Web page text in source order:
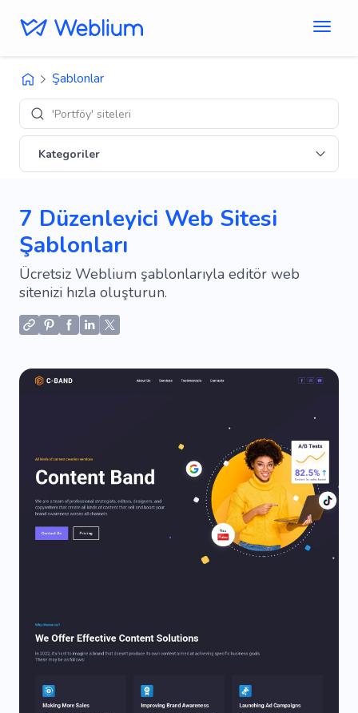
Şablonlar
'E-ti
Kategoriler
7 Düzenleyici Web Sitesi
Şablonları
Ücretsiz Weblium şablonlarıyla editör web
sitenizi hızla oluşturun.